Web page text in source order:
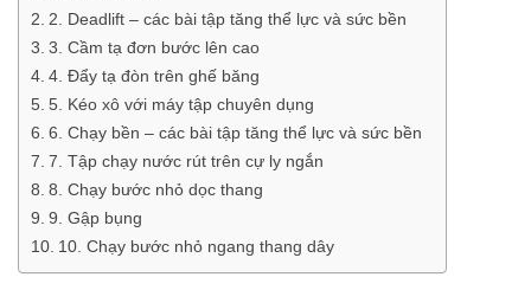
2. Deadlift – các bài tập tăng thể lực và sức bền
3. Cầm tạ đơn bước lên cao
4. Đẩy tạ đòn trên ghế băng
5. Kéo xô với máy tập chuyên dụng
6. Chạy bền – các bài tập tăng thể lực và sức bền
7. Tập chạy nước rút trên cự ly ngắn
8. Chạy bước nhỏ dọc thang
9. Gập bụng
10. Chạy bước nhỏ ngang thang dây